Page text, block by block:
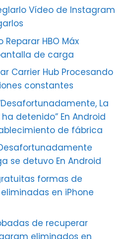
Vídeo de Instagram
Reparar HBO Máx
de carga
Carrier Hub Procesando
constantes
La
detenido” En Android
de fábrica
se detuvo En Android
formas de
en iPhone
de recuperar